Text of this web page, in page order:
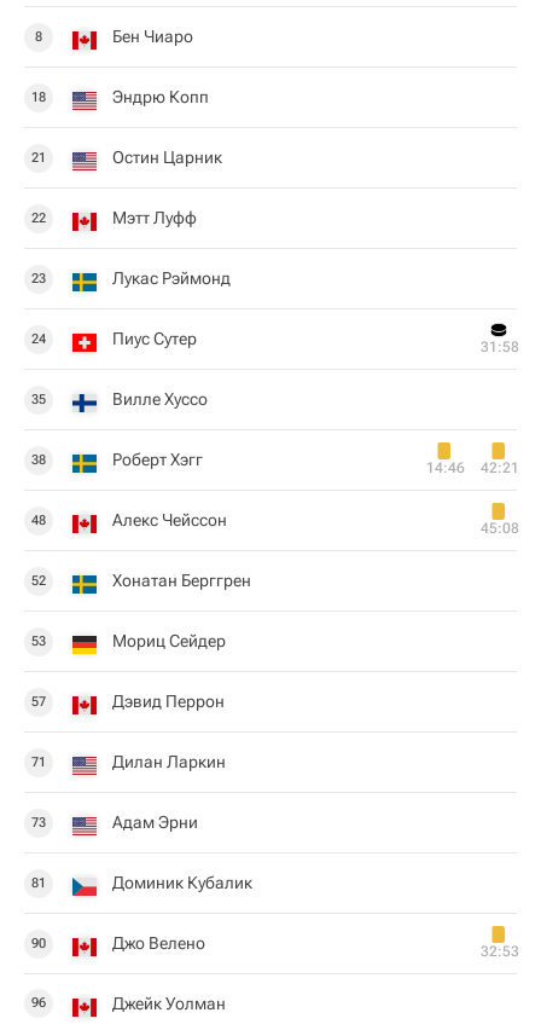
8 Бен Чиаро
18 Эндрю Копп
21 Остин Царник
22 Мэтт Луфф
23 Лукас Рэймонд
24 Пиус Сутер 31:58
35 Вилле Хуссо
38 Роберт Хэгг 14:46 42:21
48 Алекс Чейссон 45:08
52 Хонатан Берггрен
53 Мориц Сейдер
57 Дэвид Перрон
71 Дилан Ларкин
73 Адам Эрни
81 Доминик Кубалик
90 Джо Велено 32:53
96 Джейк Уолман